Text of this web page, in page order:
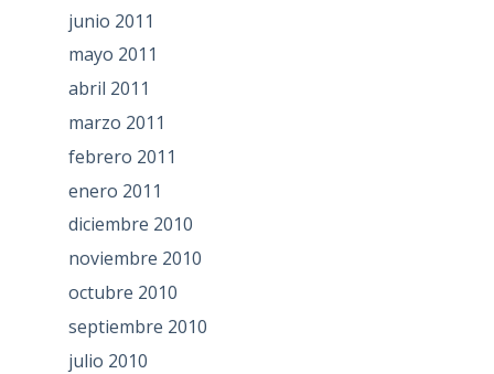
junio 2011
mayo 2011
abril 2011
marzo 2011
febrero 2011
enero 2011
diciembre 2010
noviembre 2010
octubre 2010
septiembre 2010
julio 2010